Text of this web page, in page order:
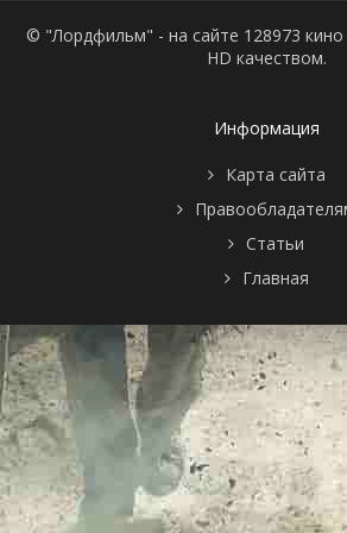
© "Лордфильм" - на сайте 128973
HD качеством.
Информация
Карта сайта
Статьи
Главная